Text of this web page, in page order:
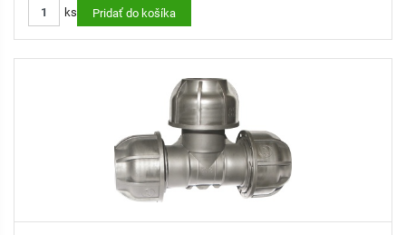
ks Pridať do košíka